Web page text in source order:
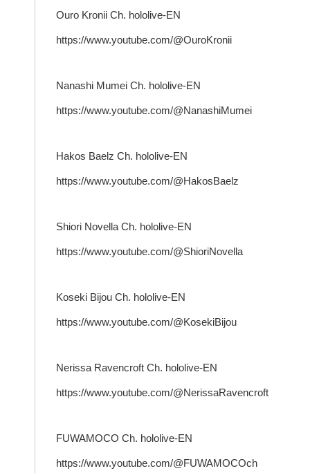
Ouro Kronii Ch. hololive-EN
https://www.youtube.com/@OuroKronii
Nanashi Mumei Ch. hololive-EN
https://www.youtube.com/@NanashiMumei
Hakos Baelz Ch. hololive-EN
https://www.youtube.com/@HakosBaelz
Shiori Novella Ch. hololive-EN
https://www.youtube.com/@ShioriNovella
Koseki Bijou Ch. hololive-EN
https://www.youtube.com/@KosekiBijou
Nerissa Ravencroft Ch. hololive-EN
https://www.youtube.com/@NerissaRavencroft
FUWAMOCO Ch. hololive-EN
https://www.youtube.com/@FUWAMOCOch